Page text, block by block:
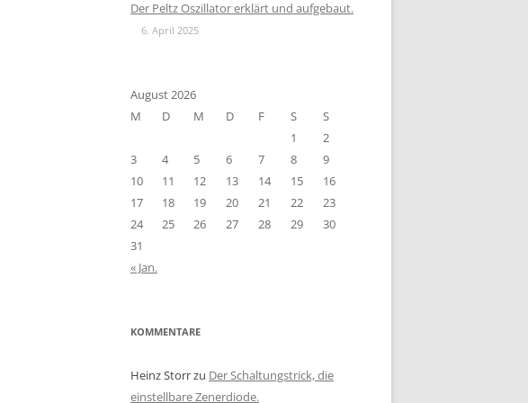
Der Peltz Oszillator erklärt und aufgebaut.
6. April 2025
August 2026
M
D M D F S
S
1
2
3
4 5 6 7 8
9
10
11 12 13 14 15
16
17
18 19 20 21 22
23
24
25 26 27 28 29
30
31
« Jan.
KOMMENTARE
Heinz Storrzu Der Schaltungstrick, die
einstellbare Zenerdiode.